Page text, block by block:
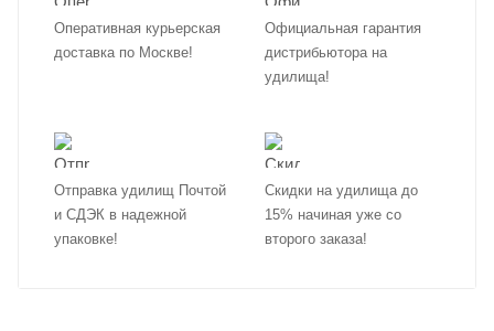
Оперативная курьерская
доставка по Москве!
Официальная гарантия
дистрибьютора на
удилища!
Отправка удилищ Почтой
и СДЭК в надежной
упаковке!
Скидки на удилища до
15% начиная уже со
второго заказа!